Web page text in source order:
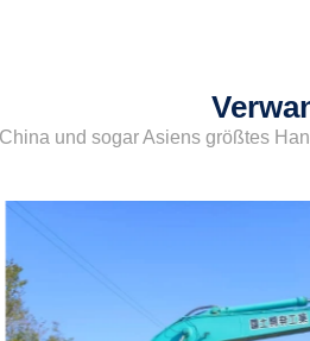
China und sogar Asiens größtes